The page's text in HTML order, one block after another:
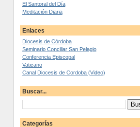
El Santoral del Día
Meditación Diaria
Enlaces
Diocesis de Córdoba
Seminario Conciliar San Pelagio
Conferencia Episcopal
Vaticano
Canal Diocesis de Cordoba (Video)
Buscar...
Categorías